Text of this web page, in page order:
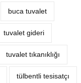
buca tuvalet
tuvalet gideri
tuvalet tıkanıklığı
tülbentli tesisatçı